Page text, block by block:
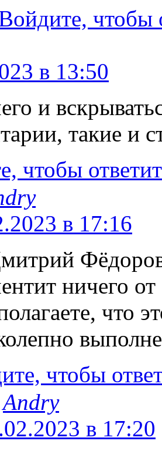
чтобы
в 13:50
и
такие и
чтобы
в 17:16
ничего
что
чтобы
Andry
в 17:20